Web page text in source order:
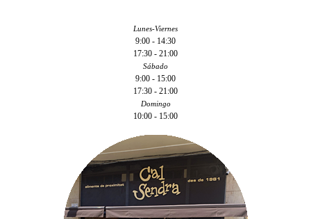
Lunes-Viernes
9:00 - 14:30
17:30 - 21:00
Sábado
9:00 - 15:00
17:30 - 21:00
Domingo
10:00 - 15:00